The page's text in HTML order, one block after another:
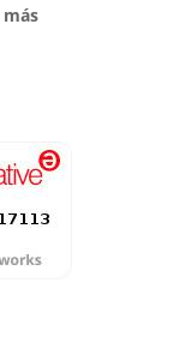
más